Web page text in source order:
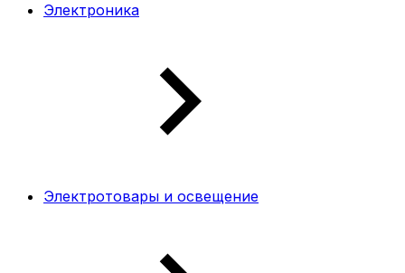
Электроника
Электротовары и освещение